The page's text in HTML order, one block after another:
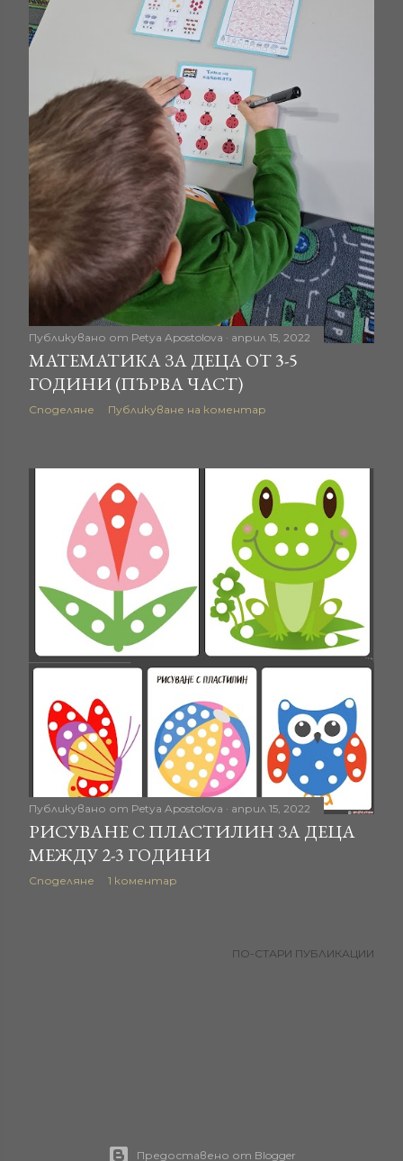
Публикувано от Petya Apostolova април 15, 2022
МАТЕМАТИКА ЗА ДЕЦА ОТ 3-5
ГОДИНИ (ПЪРВА ЧАСТ)
Споделяне Публикуване на коментар
Публикувано от Petya Apostolova април 15, 2022
РИСУВАНЕ С ПЛАСТИЛИН ЗА ДЕЦА
МЕЖДУ 2-3 ГОДИНИ
Споделяне 1 коментар
ПО-СТАРИ ПУБЛИКАЦИИ
Предоставено от Blogger